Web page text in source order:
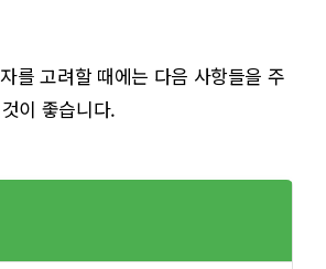
를 고려할 때에는 다음 사항들을 주
이 좋습니다.